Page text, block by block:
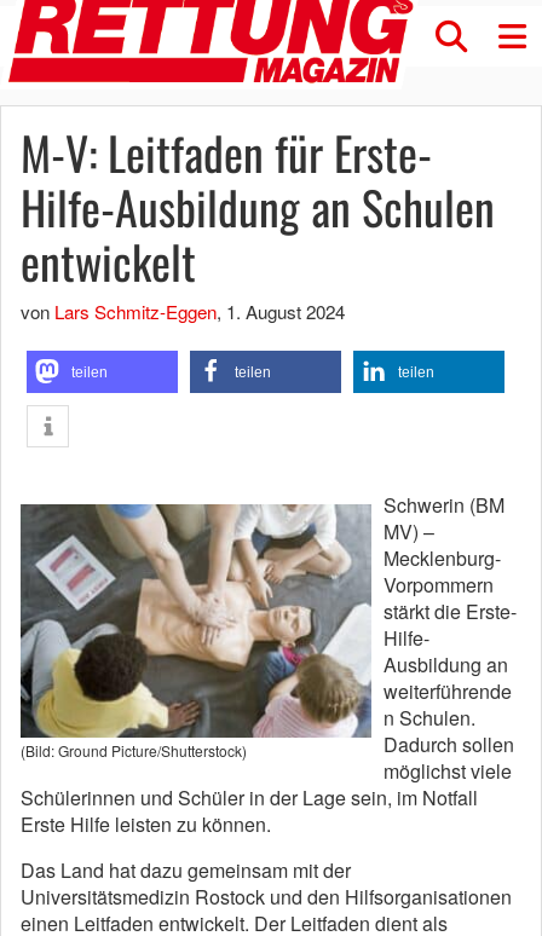
M-V: Leitfaden für Erste-
Hilfe-Ausbildung an Schulen
entwickelt
von Lars Schmitz-Eggen, 1. August 2024
teilen teilen teilen
(Bild: Ground Picture/Shutterstock)
Schwerin (BM
MV) –
Mecklenburg-
Vorpommern
stärkt die Erste-
Hilfe-
Ausbildung an
weiterführende
n Schulen.
Dadurch sollen
möglichst viele
Schülerinnen und Schüler in der Lage sein, im Notfall
Erste Hilfe leisten zu können.
Das Land hat dazu gemeinsam mit der
Universitätsmedizin Rostock und den Hilfsorganisationen
einen Leitfaden entwickelt. Der Leitfaden dient als